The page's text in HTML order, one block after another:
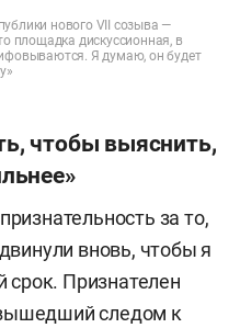
нового VII созыва —
площадка дискуссионная, в
Я думаю, он будет
чтобы выяснить,
за то,
вновь, чтобы я
срок. Признателен
следом к